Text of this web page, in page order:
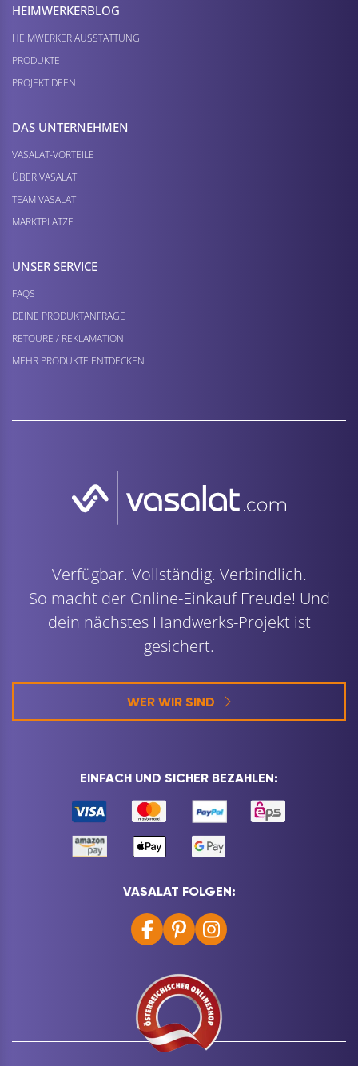
HEIMWERKER­BLOG
HEIMWERKER AUSSTATTUNG
PRODUKTE
PROJEKTIDEEN
DAS UNTERNEHMEN
VASALAT-VORTEILE
ÜBER VASALAT
TEAM VASALAT
MARKTPLÄTZE
UNSER SERVICE
FAQS
DEINE PRODUKTANFRAGE
RETOURE / REKLAMATION
MEHR PRODUKTE ENTDECKEN
Verfügbar. Vollständig. Verbindlich.
So macht der Online-Einkauf Freude! Und
dein nächstes Handwerks-Projekt ist
gesichert.
WER WIR SIND
EINFACH UND SICHER BEZAHLEN:
VASALAT FOLGEN: